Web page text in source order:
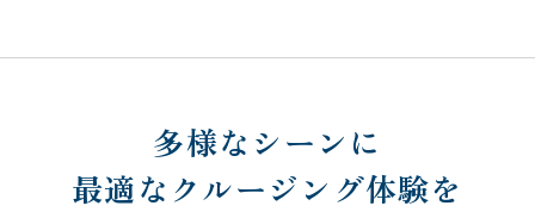
多様なシーンに
最適なクルージング体験を